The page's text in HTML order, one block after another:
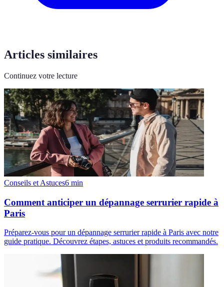
Articles similaires
Continuez votre lecture
Conseils et Astuces6 min
Comment anticiper un dépannage serrurier rapide à
Paris
Préparez-vous pour un dépannage serrurier rapide à Paris avec notre
guide pratique. Découvrez étapes, astuces et produits recommandés.